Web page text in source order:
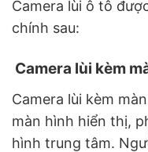
Camera lùi ô tô
chính sau:
Camera lùi kèm
Camera lùi kèm
màn hình hiển thị,
hình trung tâm.